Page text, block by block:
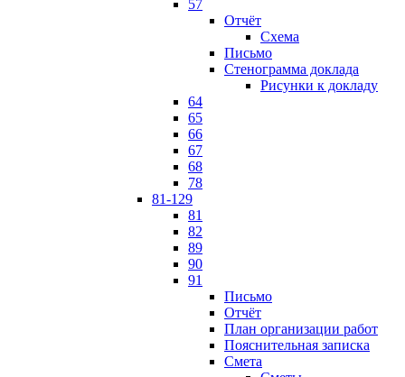
57
Отчёт
Схема
Письмо
Стенограмма доклада
Рисунки к докладу
64
65
66
67
68
78
81-129
81
82
89
90
91
Письмо
Отчёт
План организации работ
Пояснительная записка
Смета